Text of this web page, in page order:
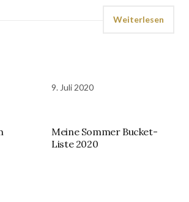
Weiterlesen
9. Juli 2020
Meine Sommer Bucket-
Liste 2020